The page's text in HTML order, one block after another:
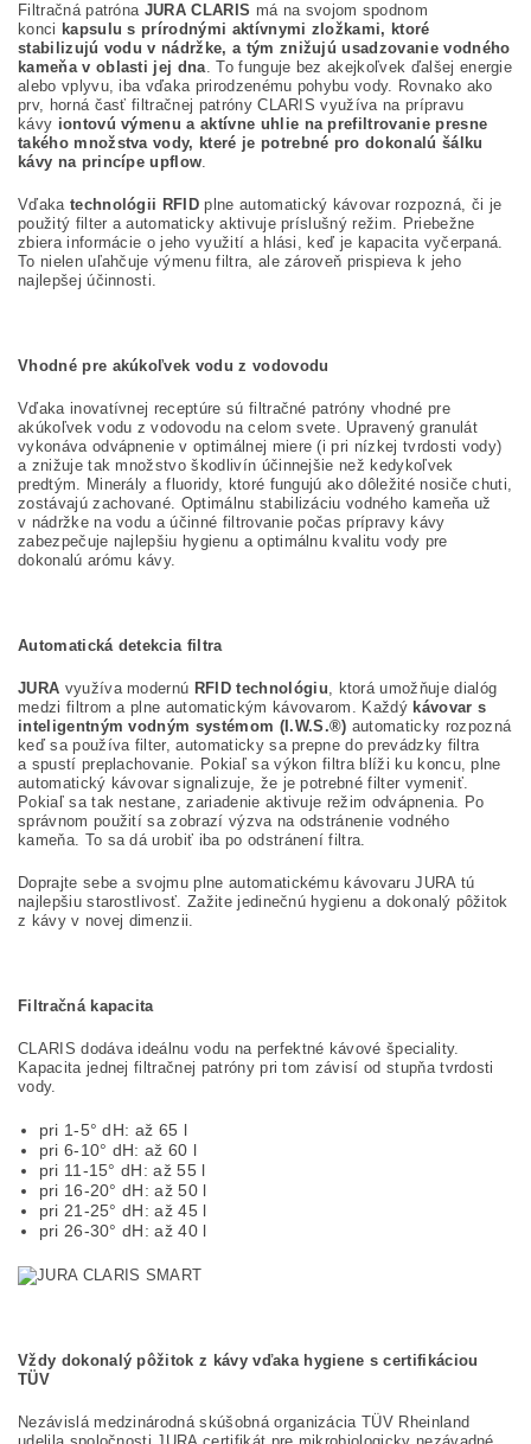
Filtračná patróna JURA CLARIS má na svojom spodnom
konci kapsulu s prírodnými aktívnymi zložkami, ktoré
stabilizujú vodu v nádržke, a tým znižujú usadzovanie vodného
kameňa v oblasti jej dna. To funguje bez akejkoľvek ďalšej energie
alebo vplyvu, iba vďaka prirodzenému pohybu vody. Rovnako ako
prv, horná časť filtračnej patróny CLARIS využíva na prípravu
kávy iontovú výmenu a aktívne uhlie na prefiltrovanie presne
takého množstva vody, které je potrebné pro dokonalú šálku
kávy na princípe upflow.
Vďaka technológii RFID plne automatický kávovar rozpozná, či je
použitý filter a automaticky aktivuje príslušný režim. Priebežne
zbiera informácie o jeho využití a hlási, keď je kapacita vyčerpaná.
To nielen uľahčuje výmenu filtra, ale zároveň prispieva k jeho
najlepšej účinnosti.
Vhodné pre akúkoľvek vodu z vodovodu
Vďaka inovatívnej receptúre sú filtračné patróny vhodné pre
akúkoľvek vodu z vodovodu na celom svete. Upravený granulát
vykonáva odvápnenie v optimálnej miere (i pri nízkej tvrdosti vody)
a znižuje tak množstvo škodlivín účinnejšie než kedykoľvek
predtým. Minerály a fluoridy, ktoré fungujú ako dôležité nosiče chuti,
zostávajú zachované. Optimálnu stabilizáciu vodného kameňa už
v nádržke na vodu a účinné filtrovanie počas prípravy kávy
zabezpečuje najlepšiu hygienu a optimálnu kvalitu vody pre
dokonalú arómu kávy.
Automatická detekcia filtra
JURA využíva modernú RFID technológiu, ktorá umožňuje dialóg
medzi filtrom a plne automatickým kávovarom. Každý kávovar s
inteligentným vodným systémom (I.W.S.®) automaticky rozpozná
keď sa používa filter, automaticky sa prepne do prevádzky filtra
a spustí preplachovanie. Pokiaľ sa výkon filtra blíži ku koncu, plne
automatický kávovar signalizuje, že je potrebné filter vymeniť.
Pokiaľ sa tak nestane, zariadenie aktivuje režim odvápnenia. Po
správnom použití sa zobrazí výzva na odstránenie vodného
kameňa. To sa dá urobiť iba po odstránení filtra.
Doprajte sebe a svojmu plne automatickému kávovaru JURA tú
najlepšiu starostlivosť. Zažite jedinečnú hygienu a dokonalý pôžitok
z kávy v novej dimenzii.
Filtračná kapacita
CLARIS dodáva ideálnu vodu na perfektné kávové špeciality.
Kapacita jednej filtračnej patróny pri tom závisí od stupňa tvrdosti
vody.
pri 1-5° dH: až 65 l
pri 6-10° dH: až 60 l
pri 11-15° dH: až 55 l
pri 16-20° dH: až 50 l
pri 21-25° dH: až 45 l
pri 26-30° dH: až 40 l
Vždy dokonalý pôžitok z kávy vďaka hygiene s certifikáciou
TÜV
Nezávislá medzinárodná skúšobná organizácia TÜV Rheinland